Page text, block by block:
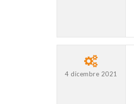
4 dicembre 2021